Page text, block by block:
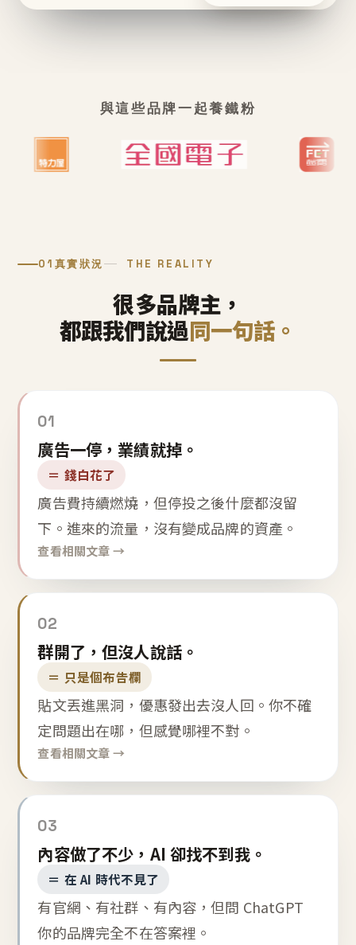
與這些品牌一起養鐵粉
01 真實狀況 THE REALITY
很多品牌主，
都跟我們說過同一句話。
01
廣告一停，業績就掉。
＝ 錢白花了
廣告費持續燃燒，但停投之後什麼都沒留
下。進來的流量，沒有變成品牌的資產。
查看相關文章 →
02
群開了，但沒人說話。
＝ 只是個布告欄
貼文丟進黑洞，優惠發出去沒人回。你不確
定問題出在哪，但感覺哪裡不對。
查看相關文章 →
03
內容做了不少，AI 卻找不到我。
＝ 在 AI 時代不見了
有官網、有社群、有內容，但問 ChatGPT
你的品牌完全不在答案裡。